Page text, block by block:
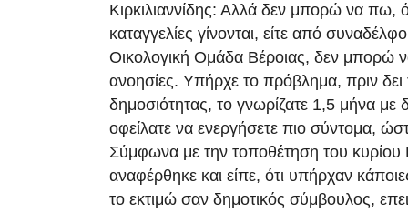
Κιρκιλιαννίδης: Αλλά δεν μπορώ να πω,
καταγγελίες γίνονται, είτε από
Οικολογική Ομάδα Βέροιας, δεν μπορώ
ανοησίες. Υπήρχε το πρόβλημα, πριν
δημοσιότητας, το γνωρίζατε 1,5 μήνα με
οφείλατε να ενεργήσετε πιο σύντομα,
Σύμφωνα με την τοποθέτηση του κυρίου
αναφέρθηκε και είπε, ότι υπήρχαν
το εκτιμώ σαν δημοτικός σύμβουλος,